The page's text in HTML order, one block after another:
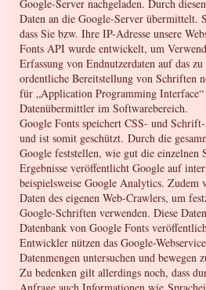
Google-Server nachgeladen. Durch
Daten an die Google-Server übermittelt.
dass Sie bzw. Ihre IP-Adresse unsere
Fonts API wurde entwickelt, um
Erfassung von Endnutzerdaten auf das
ordentliche Bereitstellung von Schriften
für „Application Programming
Datenübermittler im Softwarebereich.
Google Fonts speichert CSS- und
und ist somit geschützt. Durch die
Google feststellen, wie gut die einzelnen
Ergebnisse veröffentlicht Google auf
beispielsweise Google Analytics. Zudem
Daten des eigenen Web-Crawlers, um
Google-Schriften verwenden. Diese
Datenbank von Google Fonts
Entwickler nützen das Google-
Datenmengen untersuchen und bewegen
Zu bedenken gilt allerdings noch, dass